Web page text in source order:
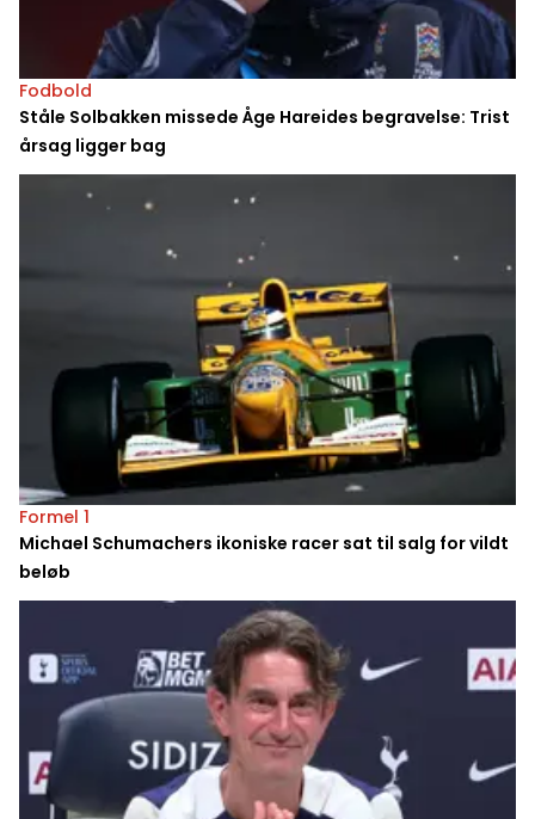
Fodbold
Ståle Solbakken missede Åge Hareides begravelse: Trist
årsag ligger bag
Formel 1
Michael Schumachers ikoniske racer sat til salg for vildt
beløb